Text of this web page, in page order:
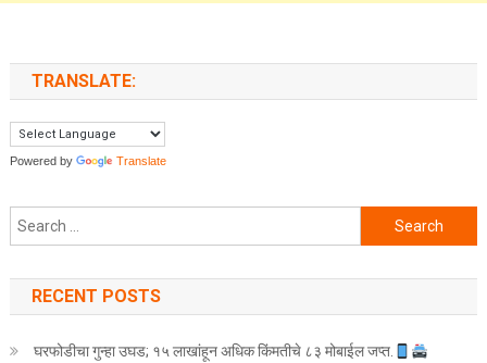
TRANSLATE:
Powered by Translate
Search for:
RECENT POSTS
घरफोडीचा गुन्हा उघड; १५ लाखांहून अधिक किंमतीचे ८३ मोबाईल जप्त.